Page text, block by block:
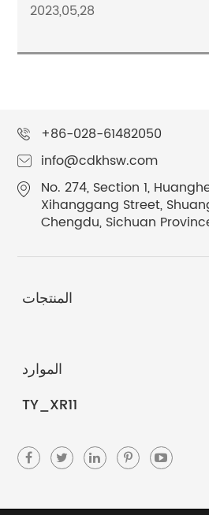
2023,05,28
+86-028-61482050
info@cdkhsw.com
No. 274, Section 1,
Xihanggang Street,
Chengdu, Sichuan
المنتجات
الموارد
TY_XR11